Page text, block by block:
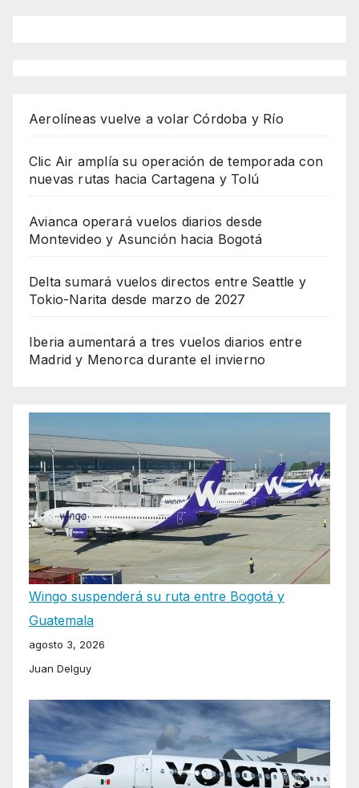
Aerolíneas vuelve a volar Córdoba y Río
Clic Air amplía su operación de temporada con
nuevas rutas hacia Cartagena y Tolú
Avianca operará vuelos diarios desde
Montevideo y Asunción hacia Bogotá
Delta sumará vuelos directos entre Seattle y
Tokio-Narita desde marzo de 2027
Iberia aumentará a tres vuelos diarios entre
Madrid y Menorca durante el invierno
Wingo suspenderá su ruta entre Bogotá y
Guatemala
agosto 3, 2026
Juan Delguy